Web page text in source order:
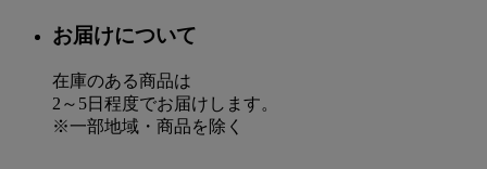
お届けについて
在庫のある商品は
2～5日程度でお届けします。
※一部地域・商品を除く